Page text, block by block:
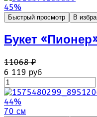
45%
Быстрый просмотр В
Букет
11068 ₽
6 119 руб
44%
70 см